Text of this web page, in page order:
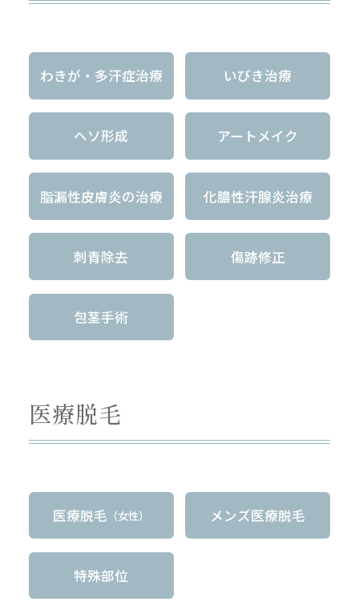
わきが・多汗症治療 いびき治療
ヘソ形成 アートメイク
脂漏性皮膚炎の治療 化膿性汗腺炎治療
刺青除去 傷跡修正
包茎手術
医療脱毛
医療脱毛 （女性） メンズ医療脱毛
特殊部位